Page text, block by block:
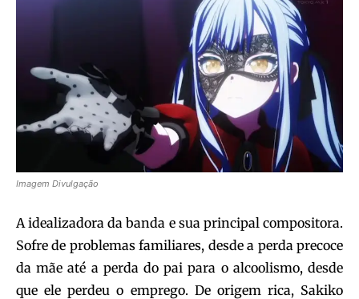
Imagem Divulgação
A idealizadora da banda e sua principal compositora.
Sofre de problemas familiares, desde a perda precoce
da mãe até a perda do pai para o alcoolismo, desde
que ele perdeu o emprego. De origem rica, Sakiko